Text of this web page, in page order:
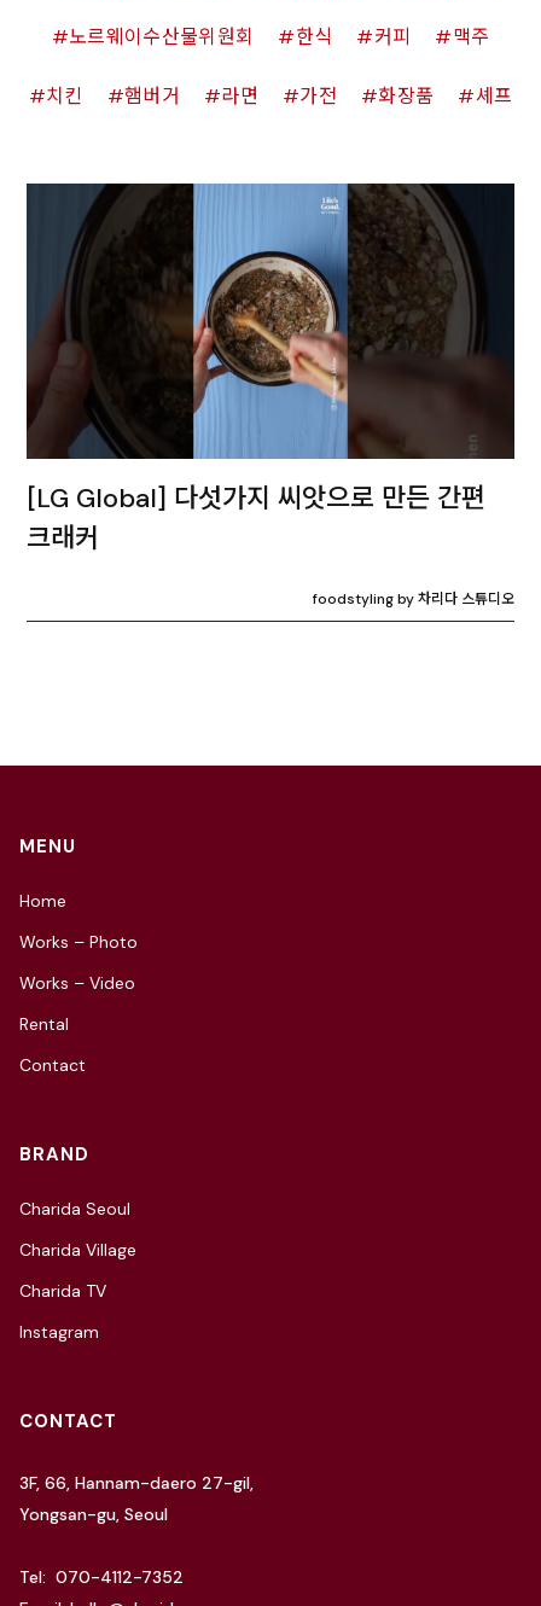
노르웨이수산물위원회 한식 커피 맥주
치킨 햄버거 라면 가전 화장품 셰프
[LG Global] 다섯가지 씨앗으로 만든 간편
크래커
foodstyling by 차리다 스튜디오
MENU
Home
Works – Photo
Works – Video
Rental
Contact
BRAND
Charida Seoul
Charida Village
Charida TV
Instagram
CONTACT
3F, 66, Hannam-daero 27-gil,
Yongsan-gu, Seoul
Tel: 070-4112-7352